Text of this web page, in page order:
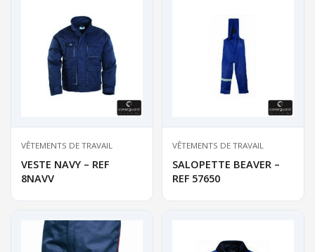
VÊTEMENTS DE TRAVAIL
VESTE NAVY – REF
8NAVV
VÊTEMENTS DE TRAVAIL
SALOPETTE BEAVER –
REF 57650